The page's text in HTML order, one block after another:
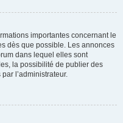
importantes concernant le
dès que possible. Les annonces
dans lequel elles sont
la possibilité de publier des
l’administrateur.